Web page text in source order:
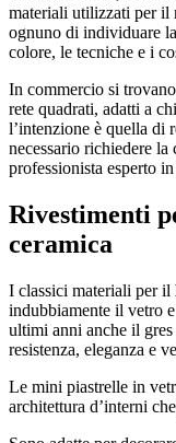
materiali utilizzati per il
ognuno di individuare
colore, le tecniche e i
In commercio si
rete quadrati, adatti a
l’intenzione è quella di
necessario richiedere la
professionista esperto
Rivestimenti
ceramica
I classici materiali per il
indubbiamente il vetro
ultimi anni anche il
resistenza, eleganza e
Le mini piastrelle in
architettura d’interni